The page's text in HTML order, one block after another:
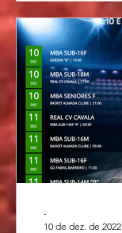
-
10 de dez. de 2022